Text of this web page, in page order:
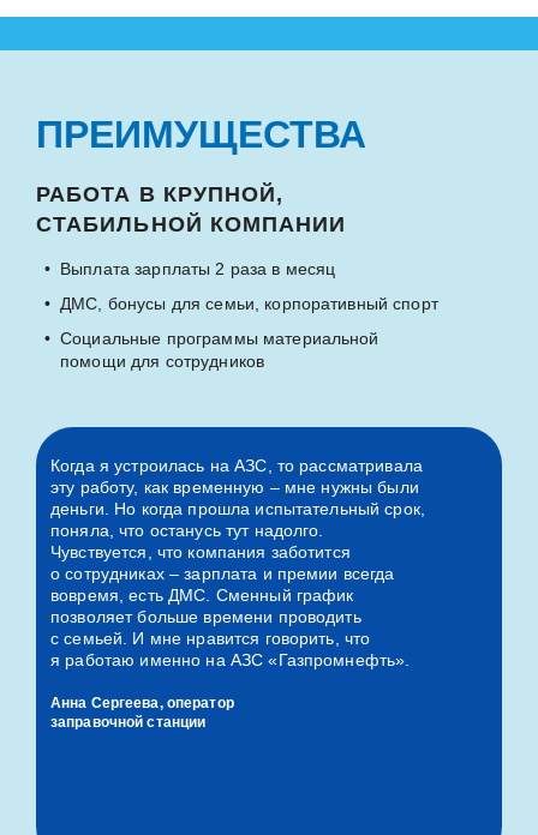
ПРЕИМУЩЕСТВА
РАБОТА В КРУПНОЙ,
СТАБИЛЬНОЙ КОМПАНИИ
Выплата зарплаты 2 раза в месяц
ДМС, бонусы для семьи, корпоративный спорт
Социальные программы материальной
помощи для сотрудников
Когда я устроилась на АЗС, то рассматривала
эту работу, как временную – мне нужны были
деньги. Но когда прошла испытательный срок,
поняла, что останусь тут надолго.
Чувствуется, что компания заботится
о сотрудниках – зарплата и премии всегда
вовремя, есть ДМС. Сменный график
позволяет больше времени проводить
с семьей. И мне нравится говорить, что
я работаю именно на АЗС «Газпромнефть».
Анна Сергеева, оператор
заправочной станции